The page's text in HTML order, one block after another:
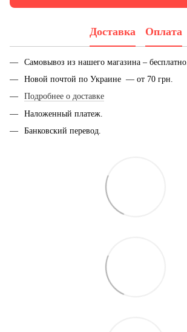
Доставка Оплата
Самовывоз из нашего магазина – бесплатно.
Новой почтой по Украине — от 70 грн.
Подробнее о доставке
Наложенный платеж.
Банковский перевод.